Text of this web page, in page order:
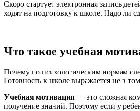
Скоро стартует электронная запись
ходят на подготовку к школе. Надо ли
Что такое учебная
Почему по психологическим нормам
Готовность к школе выражается не в
Учебная мотивация — это сложная
получение знаний. Поэтому если у